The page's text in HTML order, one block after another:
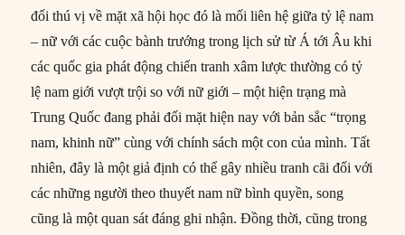
đối thú vị về mặt xã hội học đó là mối liên hệ giữa tỷ lệ nam
– nữ với các cuộc bành trướng trong lịch sử từ Á tới Âu khi
các quốc gia phát động chiến tranh xâm lược thường có tỷ
lệ nam giới vượt trội so với nữ giới – một hiện trạng mà
Trung Quốc đang phải đối mặt hiện nay với bản sắc “trọng
nam, khinh nữ” cùng với chính sách một con của mình. Tất
nhiên, đây là một giả định có thể gây nhiều tranh cãi đối với
các những người theo thuyết nam nữ bình quyền, song
cũng là một quan sát đáng ghi nhận. Đồng thời, cũng trong